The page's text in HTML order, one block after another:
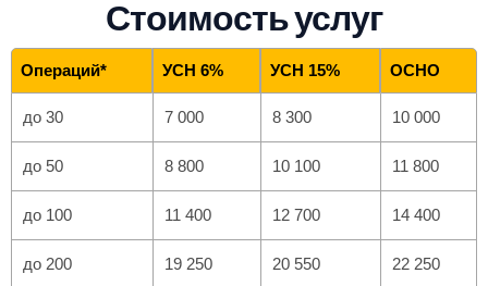
Стоимость услуг
Операций* УСН 6% УСН 15% ОСНО
до 30 7 000 8 300 10 000
до 50 8 800 10 100 11 800
до 100 11 400 12 700 14 400
до 200 19 250 20 550 22 250